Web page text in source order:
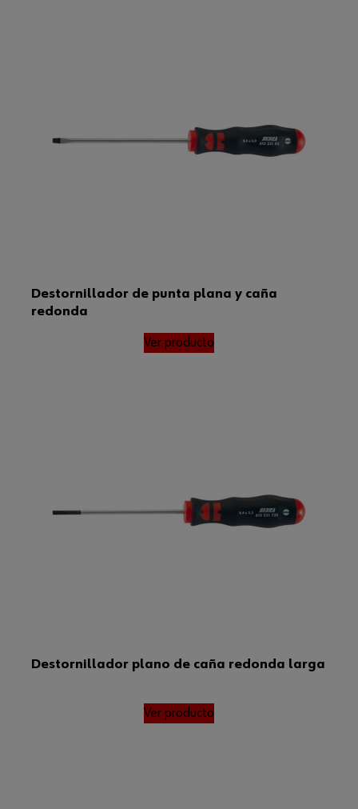
Destornillador de punta plana y caña
redonda
Ver producto
Destornillador plano de caña redonda larga
Ver producto